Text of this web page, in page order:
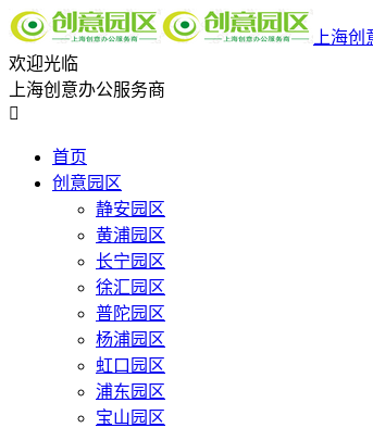
上海创
欢迎光临
上海创意办公服务商

首页
创意园区
静安园区
黄浦园区
长宁园区
徐汇园区
普陀园区
杨浦园区
虹口园区
浦东园区
宝山园区